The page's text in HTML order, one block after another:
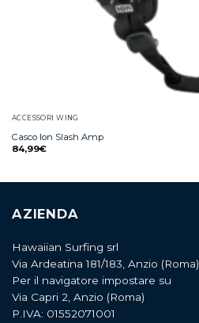
ACCESSORI WING
Casco Ion Slash Amp
84,99€
AZIENDA
Hawaiian Surfing srl
Via Ardeatina 181/183, Anzio (Roma)
Per il navigatore impostare su
Via Capri 2, Anzio (Roma)
P.IVA: 01552071001